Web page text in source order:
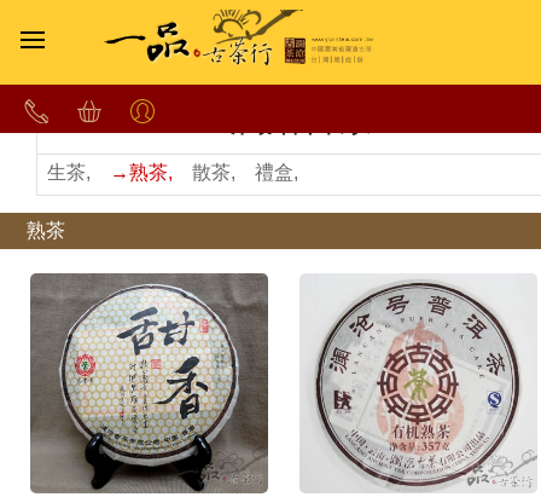
生茶, →熟茶, 散茶, 禮盒,
熟茶